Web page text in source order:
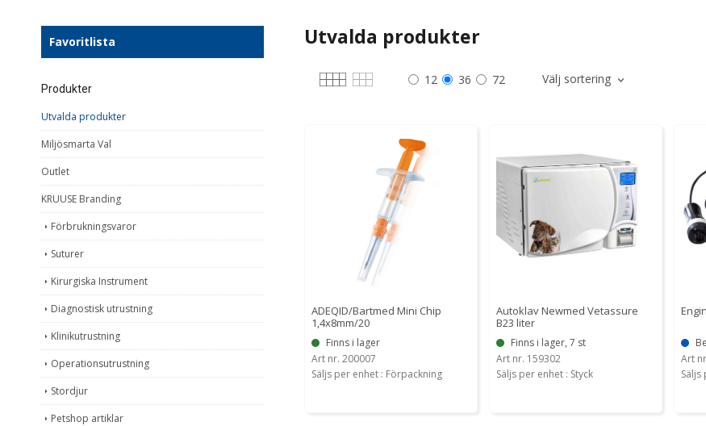
Favoritlista
Produkter
Utvalda produkter
Miljösmarta Val
Outlet
KRUUSE Branding
Förbrukningsvaror
Suturer
Kirurgiska Instrument
Diagnostisk utrustning
Klinikutrustning
Operationsutrustning
Stordjur
Petshop artiklar
Utvalda produkter
12 36 72 Välj sortering
ADEQID/Bartmed Mini Chip
1,4x8mm/20
Finns i lager
Art nr. 200007
Säljs per enhet : Förpackning
Autoklav Newmed Vetassure
B23 liter
Finns i lager, 7 st
Art nr. 159302
Säljs per enhet : Styck
Art
Säljs